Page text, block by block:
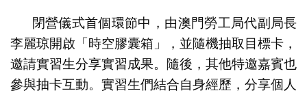
閉營儀式首個環節中，由澳門勞工局代副局長
李麗琼開啟「時空膠囊箱」，並隨機抽取目標卡，
邀請實習生分享實習成果。隨後，其他特邀嘉賓也
參與抽卡互動。實習生們結合自身經歷，分享個人